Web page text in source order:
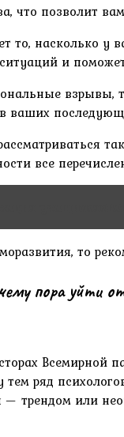
что позволит
то, насколько у
и
ваших
все
то
пора уйти
Всемирной
ряд
— трендом или